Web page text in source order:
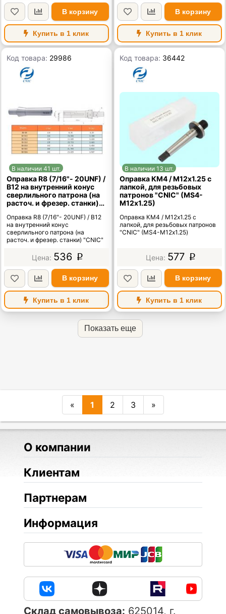
В корзину
Купить в 1 клик
В корзину
Купить в 1 клик
Код товара: 29986
В наличии 41 шт.
Оправка R8 (7/16"- 20UNF) /
В12 на внутренний конус
сверлильного патрона (на
расточ. и фрезер. станки)
Оправка R8 (7/16"- 20UNF) / В12
на внутренний конус
сверлильного патрона (на
расточ. и фрезер. станки) "CNIC"
536 p
В корзину
Купить в 1 клик
Код товара: 36442
В наличии 13 шт.
Оправка КМ4 / М12х1.25 с
лапкой, для резьбовых
патронов "CNIC" (MS4-
М12х1.25)
Оправка КМ4 / М12х1.25 с
лапкой, для резьбовых патронов
"CNIC" (MS4-М12х1.25)
577 p
В корзину
Купить в 1 клик
Показать еще
« 1 2 3 »
О компании
Клиентам
Партнерам
Информация
Cклад самовывоза: 625014, г.